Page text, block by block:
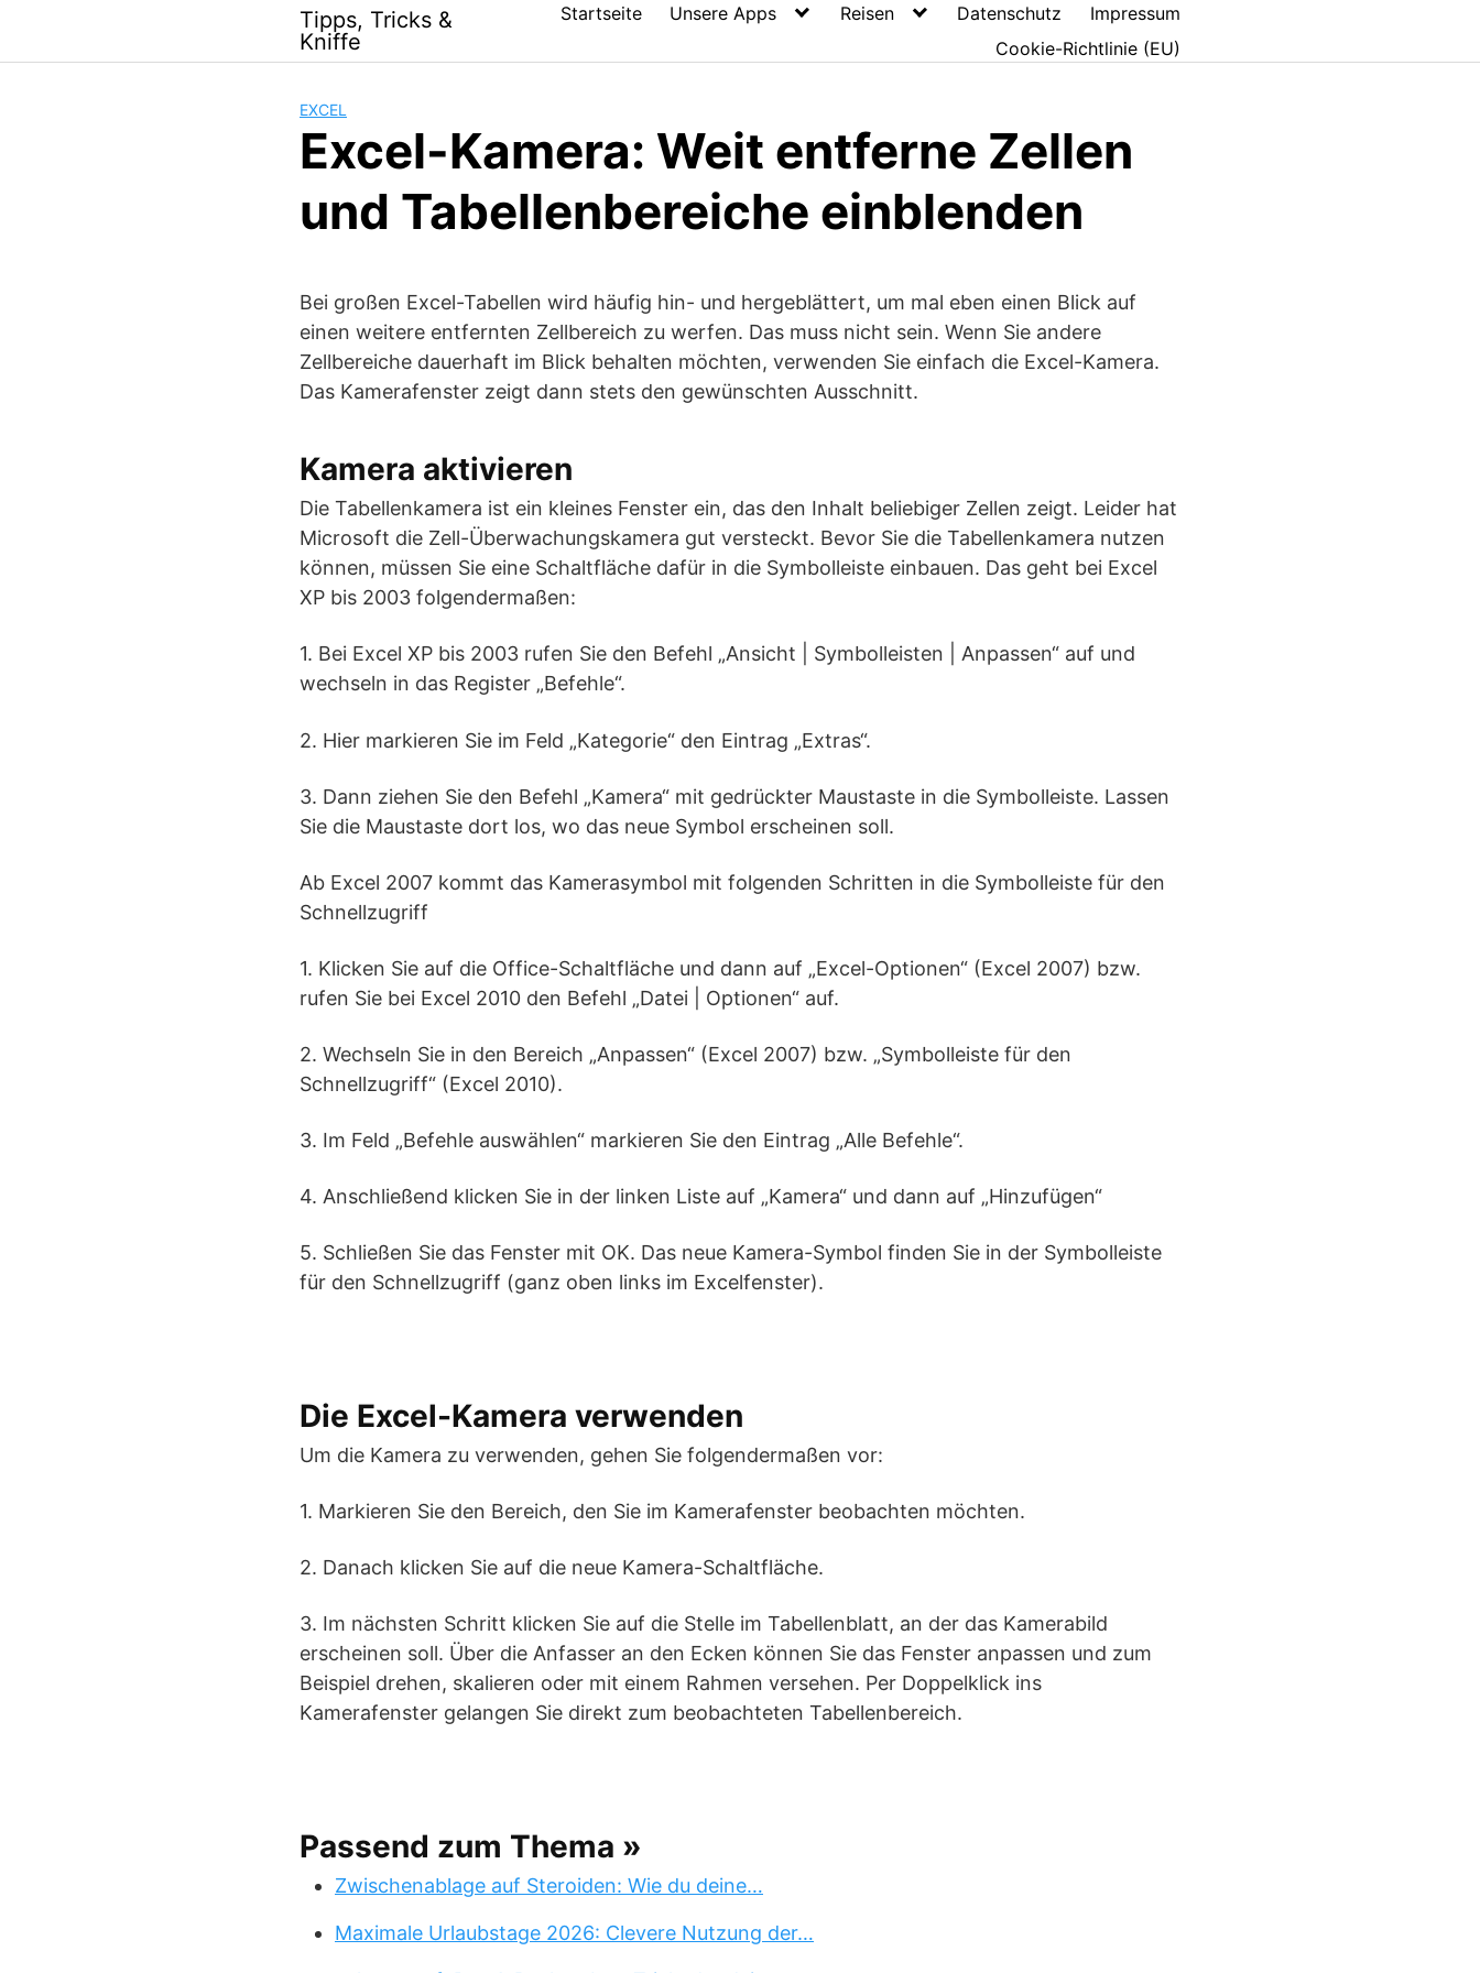
content
Tipps, Tricks &
Kniffe
Startseite Unsere Apps Reisen Datenschutz
Impressum
Cookie-Richtlinie (EU)
EXCEL
Excel-Kamera: Weit entferne Zellen
und Tabellenbereiche einblenden
Bei großen Excel-Tabellen wird häufig hin- und hergeblättert, um mal eben einen Blick auf
einen weitere entfernten Zellbereich zu werfen. Das muss nicht sein. Wenn Sie andere
Zellbereiche dauerhaft im Blick behalten möchten, verwenden Sie einfach die Excel-Kamera.
Das Kamerafenster zeigt dann stets den gewünschten Ausschnitt.
Kamera aktivieren
Die Tabellenkamera ist ein kleines Fenster ein, das den Inhalt beliebiger Zellen zeigt. Leider hat
Microsoft die Zell-Überwachungskamera gut versteckt. Bevor Sie die Tabellenkamera nutzen
können, müssen Sie eine Schaltfläche dafür in die Symbolleiste einbauen. Das geht bei Excel
XP bis 2003 folgendermaßen:
1. Bei Excel XP bis 2003 rufen Sie den Befehl „Ansicht | Symbolleisten | Anpassen“ auf und
wechseln in das Register „Befehle“.
2. Hier markieren Sie im Feld „Kategorie“ den Eintrag „Extras“.
3. Dann ziehen Sie den Befehl „Kamera“ mit gedrückter Maustaste in die Symbolleiste. Lassen
Sie die Maustaste dort los, wo das neue Symbol erscheinen soll.
Ab Excel 2007 kommt das Kamerasymbol mit folgenden Schritten in die Symbolleiste für den
Schnellzugriff
1. Klicken Sie auf die Office-Schaltfläche und dann auf „Excel-Optionen“ (Excel 2007) bzw.
rufen Sie bei Excel 2010 den Befehl „Datei | Optionen“ auf.
2. Wechseln Sie in den Bereich „Anpassen“ (Excel 2007) bzw. „Symbolleiste für den
Schnellzugriff“ (Excel 2010).
3. Im Feld „Befehle auswählen“ markieren Sie den Eintrag „Alle Befehle“.
4. Anschließend klicken Sie in der linken Liste auf „Kamera“ und dann auf „Hinzufügen“
5. Schließen Sie das Fenster mit OK. Das neue Kamera-Symbol finden Sie in der Symbolleiste
für den Schnellzugriff (ganz oben links im Excelfenster).
Die Excel-Kamera verwenden
Um die Kamera zu verwenden, gehen Sie folgendermaßen vor:
1. Markieren Sie den Bereich, den Sie im Kamerafenster beobachten möchten.
2. Danach klicken Sie auf die neue Kamera-Schaltfläche.
3. Im nächsten Schritt klicken Sie auf die Stelle im Tabellenblatt, an der das Kamerabild
erscheinen soll. Über die Anfasser an den Ecken können Sie das Fenster anpassen und zum
Beispiel drehen, skalieren oder mit einem Rahmen versehen. Per Doppelklick ins
Kamerafenster gelangen Sie direkt zum beobachteten Tabellenbereich.
Passend zum Thema »
Zwischenablage auf Steroiden: Wie du deine…
Maximale Urlaubstage 2026: Clevere Nutzung der…